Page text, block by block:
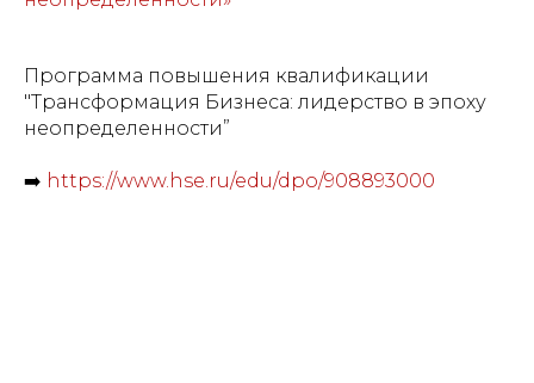
Программа повышения квалификации
"Трансформация Бизнеса: лидерство в эпоху
неопределенности”
➡️ https://www.hse.ru/edu/dpo/908893000